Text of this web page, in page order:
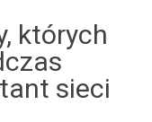
których
sieci